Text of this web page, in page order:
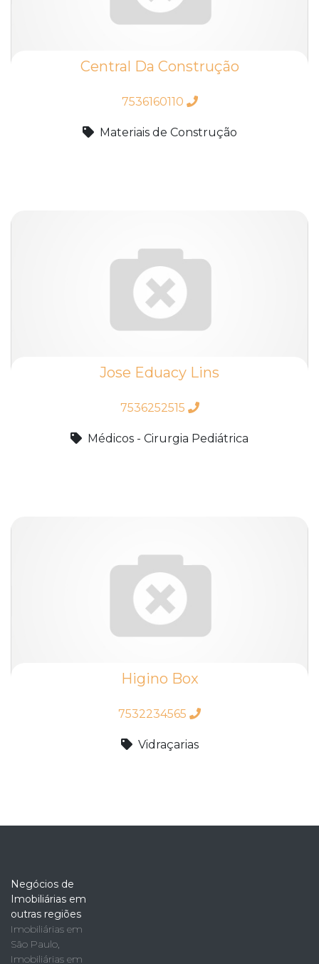
Central Da Construção
7536160110
Materiais de Construção
Jose Eduacy Lins
7536252515
Médicos - Cirurgia Pediátrica
Higino Box
7532234565
Vidraçarias
Negócios de
Imobiliárias em
outras regiões
Imobiliárias em
São Paulo,
Imobiliárias em